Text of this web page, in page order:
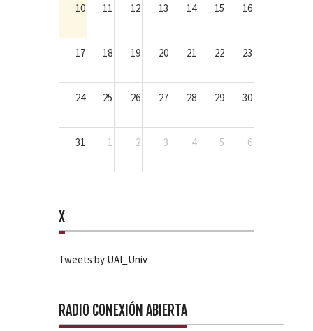
10 11 12 13 14 15 16
17 18 19 20 21 22 23
24 25 26 27 28 29 30
31 1 2 3 4 5 6
X
Tweets by UAI_Univ
RADIO CONEXIÓN ABIERTA